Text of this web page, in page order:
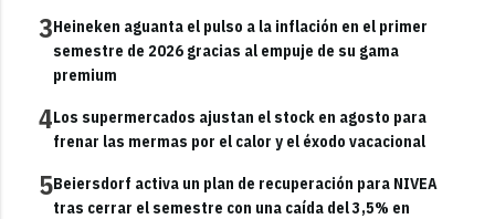
3Heineken aguanta el pulso a la inflación en el primer
semestre de 2026 gracias al empuje de su gama
premium
4Los supermercados ajustan el stock en agosto para
frenar las mermas por el calor y el éxodo vacacional
5Beiersdorf activa un plan de recuperación para NIVEA
tras cerrar el semestre con una caída del 3,5% en